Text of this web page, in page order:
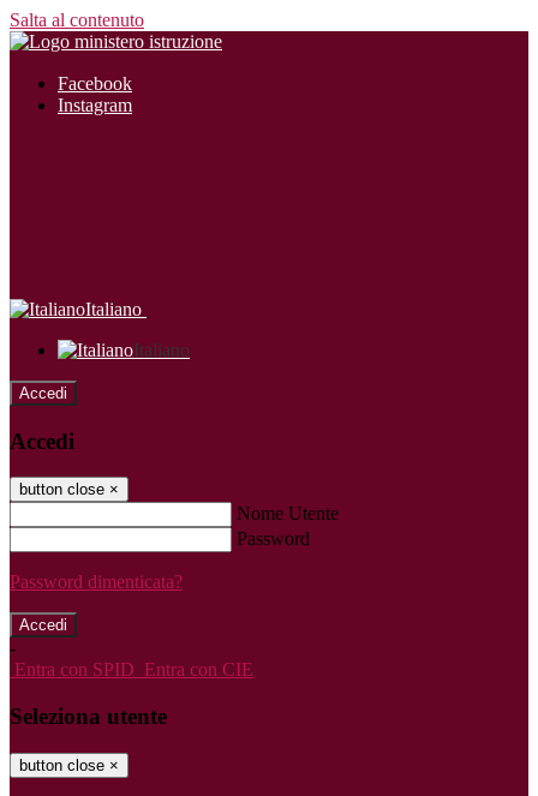
Salta al contenuto
Facebook
Instagram
Italiano
Italiano
Accedi
Accedi
button close ×
Nome Utente
Password
Password dimenticata?
-
Entra con SPID Entra con CIE
Seleziona utente
button close ×